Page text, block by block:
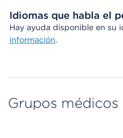
Idiomas que habla el
Hay ayuda disponible en su
información.
Grupos médicos